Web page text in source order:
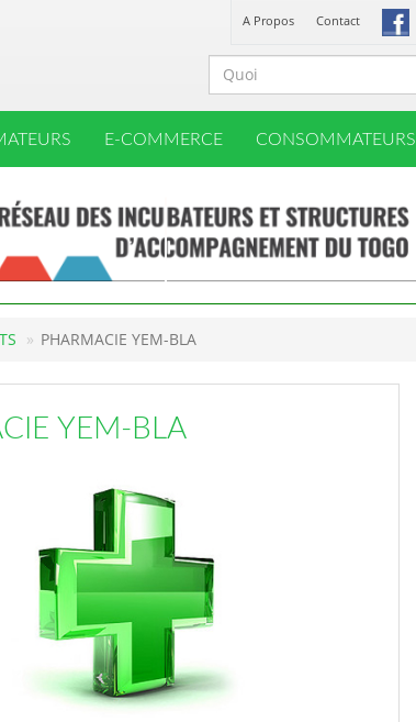
A Propos Contact
E-COMMERCE CONSOMMATEURS
PHARMACIE YEM-BLA
YEM-BLA